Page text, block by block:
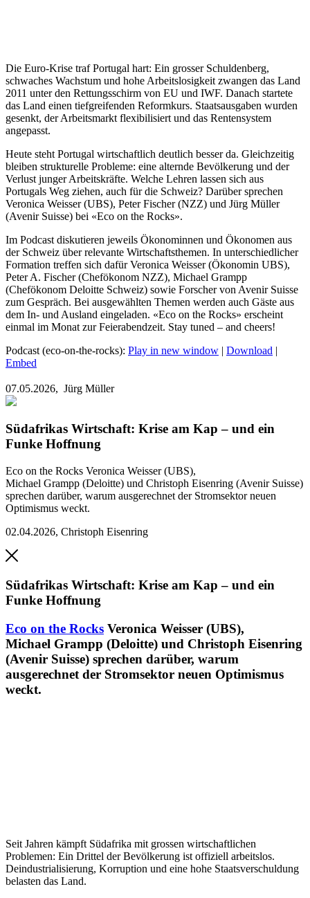
Die Euro-Krise traf Portugal hart: Ein grosser Schuldenberg,
schwaches Wachstum und hohe Arbeitslosigkeit zwangen das Land
2011 unter den Rettungsschirm von EU und IWF. Danach startete
das Land einen tiefgreifenden Reformkurs. Staatsausgaben wurden
gesenkt, der Arbeitsmarkt flexibilisiert und das Rentensystem
angepasst.
Heute steht Portugal wirtschaftlich deutlich besser da. Gleichzeitig
bleiben strukturelle Probleme: eine alternde Bevölkerung und der
Verlust junger Arbeitskräfte. Welche Lehren lassen sich aus
Portugals Weg ziehen, auch für die Schweiz? Darüber sprechen
Veronica Weisser (UBS), Peter Fischer (NZZ) und Jürg Müller
(Avenir Suisse) bei «Eco on the Rocks».
Im Podcast diskutieren jeweils Ökonominnen und Ökonomen aus
der Schweiz über relevante Wirtschaftsthemen. In unterschiedlicher
Formation treffen sich dafür Veronica Weisser (Ökonomin UBS),
Peter A. Fischer (Chefökonom NZZ), Michael Grampp
(Chefökonom Deloitte Schweiz) sowie Forscher von Avenir Suisse
zum Gespräch. Bei ausgewählten Themen werden auch Gäste aus
dem In- und Ausland eingeladen. «Eco on the Rocks» erscheint
einmal im Monat zur Feierabendzeit. Stay tuned – and cheers!
Podcast (eco-on-the-rocks): Play in new window | Download |
Embed
07.05.2026, Jürg Müller
Südafrikas Wirtschaft: Krise am Kap – und ein
Funke Hoffnung
Eco on the Rocks Veronica Weisser (UBS),
Michael Grampp (Deloitte) und Christoph Eisenring (Avenir Suisse)
sprechen darüber, warum ausgerechnet der Stromsektor neuen
Optimismus weckt.
02.04.2026, Christoph Eisenring
Südafrikas Wirtschaft: Krise am Kap – und ein
Funke Hoffnung
Eco on the Rocks Veronica Weisser (UBS),
Michael Grampp (Deloitte) und Christoph Eisenring
(Avenir Suisse) sprechen darüber, warum
ausgerechnet der Stromsektor neuen Optimismus
weckt.
Seit Jahren kämpft Südafrika mit grossen wirtschaftlichen
Problemen: Ein Drittel der Bevölkerung ist offiziell arbeitslos.
Deindustrialisierung, Korruption und eine hohe Staatsverschuldung
belasten das Land.